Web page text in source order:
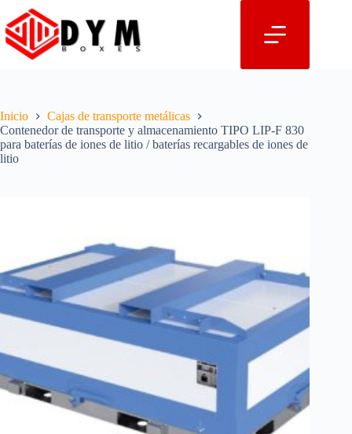
contenido
Inicio
Cajas de transporte metálicas
Contenedor de transporte y almacenamiento TIPO LIP-F 830
para baterías de iones de litio / baterías recargables de iones de
litio